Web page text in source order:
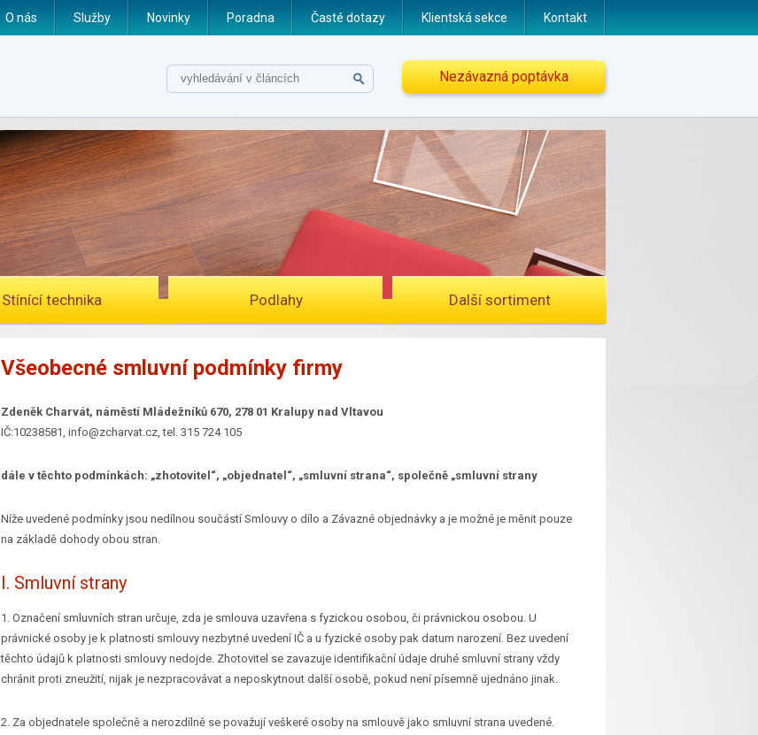
O nás Služby Novinky Poradna Časté dotazy Klientská sekce Kontakt
Nezávazná poptávka
Stínící technika Podlahy Další sortiment
Všeobecné smluvní podmínky firmy
Zdeněk Charvát, náměstí Mládežníků 670, 278 01 Kralupy nad Vltavou
IČ:10238581, info@zcharvat.cz, tel. 315 724 105
dále v těchto podmínkách: „zhotovitel“, „objednatel“, „smluvní strana“, společně „smluvní strany
Níže uvedené podmínky jsou nedílnou součástí Smlouvy o dílo a Závazné objednávky a je možné je měnit pouze
na základě dohody obou stran.
I. Smluvní strany
1. Označení smluvních stran určuje, zda je smlouva uzavřena s fyzickou osobou, či právnickou osobou. U
právnické osoby je k platnosti smlouvy nezbytné uvedení IČ a u fyzické osoby pak datum narození. Bez uvedení
těchto údajů k platnosti smlouvy nedojde. Zhotovitel se zavazuje identifikační údaje druhé smluvní strany vždy
chránit proti zneužití, nijak je nezpracovávat a neposkytnout další osobě, pokud není písemně ujednáno jinak.
2. Za objednatele společně a nerozdílně se považují veškeré osoby na smlouvě jako smluvní strana uvedené.